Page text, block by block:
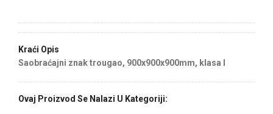
Kraći Opis
Saobraćajni znak trougao, 900x900x900mm, klasa I
Ovaj Proizvod Se Nalazi U Kategoriji: